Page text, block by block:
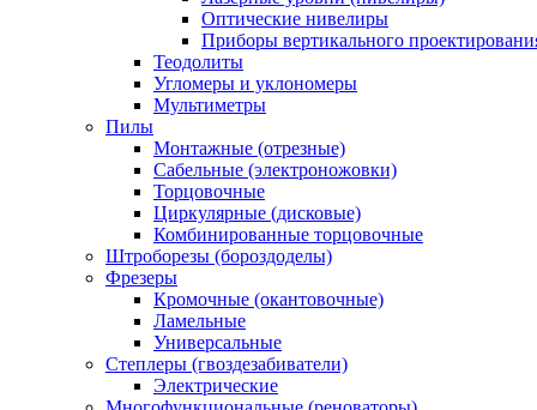
Оптические нивелиры
Приборы вертикального
Теодолиты
Угломеры и уклономеры
Мультиметры
Пилы
Монтажные (отрезные)
Сабельные (электроножовки)
Торцовочные
Циркулярные (дисковые)
Комбинированные торцовочные
Штроборезы (бороздоделы)
Фрезеры
Кромочные (окантовочные)
Ламельные
Универсальные
Степлеры (гвоздезабиватели)
Электрические